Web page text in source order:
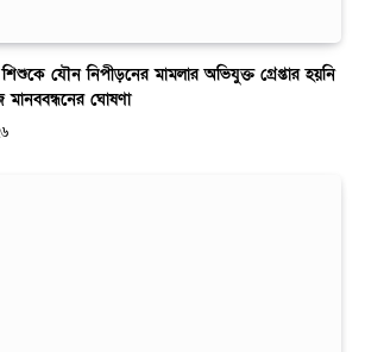
যৌন নিপীড়নের মামলার অভিযুক্ত গ্রেপ্তার হয়নি
ঘোষণা